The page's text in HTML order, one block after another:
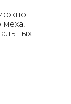
меха,